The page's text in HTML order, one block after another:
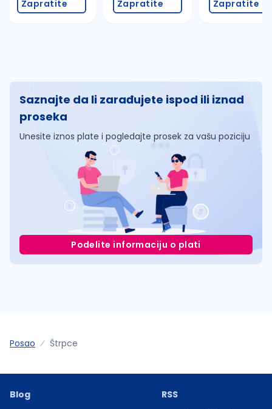
Zapratite Zapratite Zapratite
Saznajte da li zarađujete ispod ili iznad
proseka
Unesite iznos plate i pogledajte prosek za vašu poziciju
Podelite informaciju o plati
Posao Štrpce
Blog
RSS